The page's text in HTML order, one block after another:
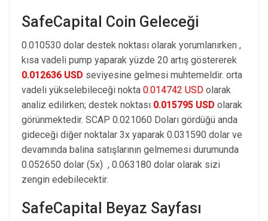
SafeCapital Coin Geleceği
0.010530 dolar destek noktası olarak yorumlanırken ,
kısa vadeli pump yaparak yüzde 20 artış göstererek
0.012636 USD seviyesine gelmesi muhtemeldir. orta
vadeli yükselebileceği nokta 0.014742 USD olarak
analiz edilirken; destek noktası 0.015795 USD olarak
görünmektedir. SCAP 0.021060 Doları gördüğü anda
gideceği diğer noktalar 3x yaparak 0.031590 dolar ve
devamında balina satışlarının gelmemesi durumunda
0.052650 dolar (5x) , 0.063180 dolar olarak sizi
zengin edebilecektir.
SafeCapital Beyaz Sayfası